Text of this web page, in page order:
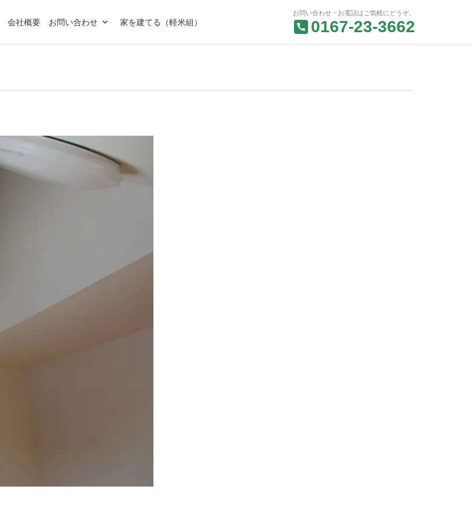
会社概要 お問い合わせ 家を建てる（軽米組）
お問い合わせ・お電話はご気軽にどうぞ。
0167-23-3662